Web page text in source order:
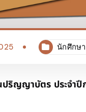
นักศึกษา
ปริญญาบัตร ประจำ